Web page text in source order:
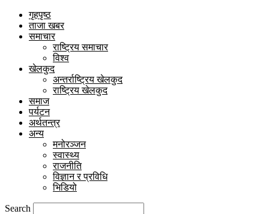
गृहपृष्ठ
ताजा खबर
समाचार
राष्ट्रिय समाचार
विश्व
खेलकुद
अन्तर्राष्ट्रिय खेलकुद
राष्ट्रिय खेलकुद
समाज
पर्यटन
अर्थतन्त्र
अन्य
मनोरञ्जन
स्वास्थ्य
राजनीति
विज्ञान र प्रविधि
भिडियो
Search